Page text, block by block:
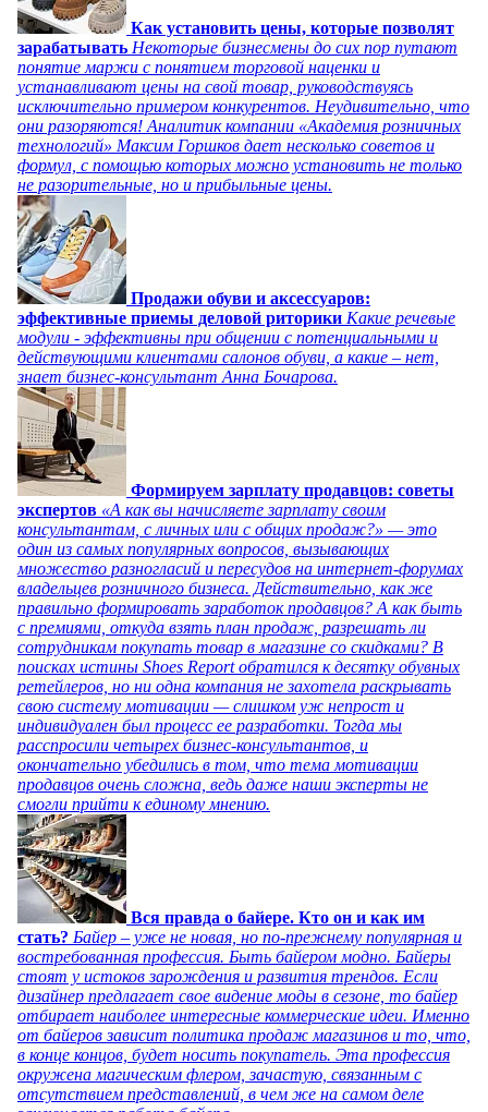
Как установить цены, которые позволят
зарабатывать Некоторые бизнесмены до сих пор путают
понятие маржи с понятием торговой наценки и
устанавливают цены на свой товар, руководствуясь
исключительно примером конкурентов. Неудивительно, что
они разоряются! Аналитик компании «Академия розничных
технологий» Максим Горшков дает несколько советов и
формул, с помощью которых можно установить не только
не разорительные, но и прибыльные цены.
Продажи обуви и аксессуаров:
эффективные приемы деловой риторики Какие речевые
модули - эффективны при общении с потенциальными и
действующими клиентами салонов обуви, а какие – нет,
знает бизнес-консультант Анна Бочарова.
Формируем зарплату продавцов: советы
экспертов «А как вы начисляете зарплату своим
консультантам, с личных или с общих продаж?» — это
один из самых популярных вопросов, вызывающих
множество разногласий и пересудов на интернет-форумах
владельцев розничного бизнеса. Действительно, как же
правильно формировать заработок продавцов? А как быть
с премиями, откуда взять план продаж, разрешать ли
сотрудникам покупать товар в магазине со скидками? В
поисках истины Shoes Report обратился к десятку обувных
ретейлеров, но ни одна компания не захотела раскрывать
свою систему мотивации — слишком уж непрост и
индивидуален был процесс ее разработки. Тогда мы
расспросили четырех бизнес-консультантов, и
окончательно убедились в том, что тема мотивации
продавцов очень сложна, ведь даже наши эксперты не
смогли прийти к единому мнению.
Вся правда о байере. Кто он и как им
стать? Байер – уже не новая, но по-прежнему популярная и
востребованная профессия. Быть байером модно. Байеры
стоят у истоков зарождения и развития трендов. Если
дизайнер предлагает свое видение моды в сезоне, то байер
отбирает наиболее интересные коммерческие идеи. Именно
от байеров зависит политика продаж магазинов и то, что,
в конце концов, будет носить покупатель. Эта профессия
окружена магическим флером, зачастую, связанным с
отсутствием представлений, в чем же на самом деле